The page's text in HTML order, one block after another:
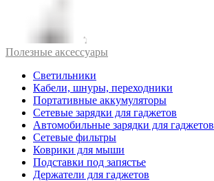
Полезные аксессуары
Светильники
Кабели, шнуры, переходники
Портативные аккумуляторы
Сетевые зарядки для гаджетов
Автомобильные зарядки для гаджетов
Сетевые фильтры
Коврики для мыши
Подставки под запястье
Держатели для гаджетов